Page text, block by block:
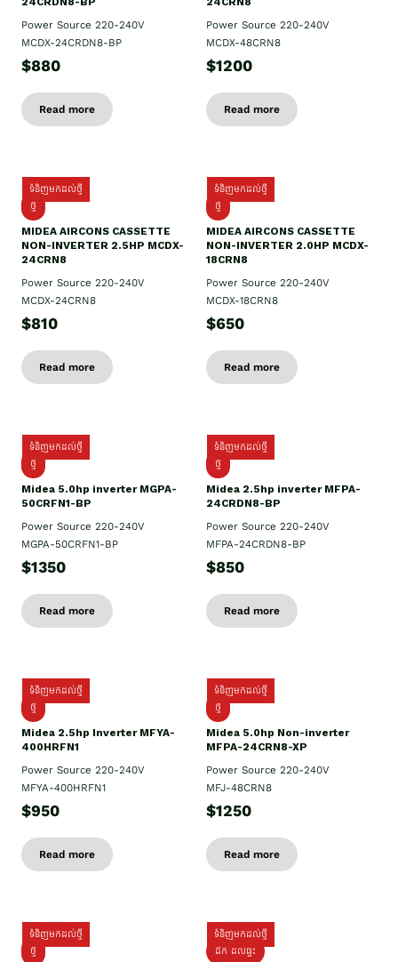
Power Source 220-240V
MCDX-24CRDN8-BP
$880
Read more
Power Source 220-240V
MCDX-48CRN8
$1200
Read more
ទំនិញមកដល់ថ្មី
ថ្មី
MIDEA AIRCONS CASSETTE
NON-INVERTER 2.5HP MCDX-
24CRN8
Power Source 220-240V
MCDX-24CRN8
$810
Read more
ទំនិញមកដល់ថ្មី
ថ្មី
MIDEA AIRCONS CASSETTE
NON-INVERTER 2.0HP MCDX-
18CRN8
Power Source 220-240V
MCDX-18CRN8
$650
Read more
ទំនិញមកដល់ថ្មី
ថ្មី
Midea 5.0hp inverter MGPA-
50CRFN1-BP
Power Source 220-240V
MGPA-50CRFN1-BP
$1350
Read more
ទំនិញមកដល់ថ្មី
ថ្មី
Midea 2.5hp​ inverter MFPA-
24CRDN8-BP
Power Source 220-240V
MFPA-24CRDN8-BP
$850
Read more
ទំនិញមកដល់ថ្មី
ថ្មី
Midea 2.5hp Inverter MFYA-
400HRFN1
Power Source 220-240V
MFYA-400HRFN1
$950
Read more
ទំនិញមកដល់ថ្មី
ថ្មី
Midea 5.0hp Non-inverter
MFPA-24CRN8-XP
Power Source 220-240V
MFJ-48CRN8
$1250
Read more
ទំនិញមកដល់ថ្មី
ថ្មី
ទំនិញមកដល់ថ្មី
ដឹក​ ដល់ផ្ទះ